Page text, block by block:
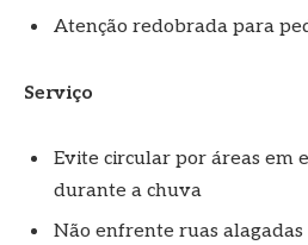
Atenção redobrada para
Serviço
Evite circular por áreas em
durante a chuva
Não enfrente ruas alagadas